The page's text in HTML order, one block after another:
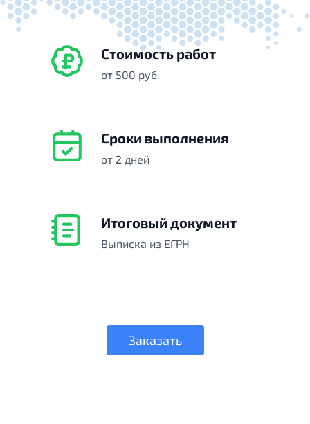
Стоимость работ
от 500 руб.
Сроки выполнения
от 2 дней
Итоговый документ
Выписка из ЕГРН
Заказать